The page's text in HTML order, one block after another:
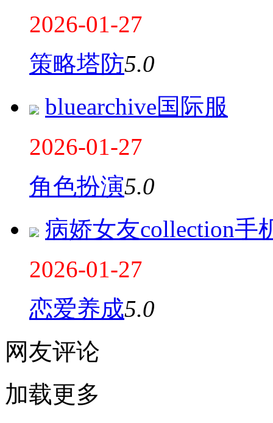
2026-01-27
策略塔防5.0
bluearchive国际服
2026-01-27
角色扮演5.0
病娇女友collection手
2026-01-27
恋爱养成5.0
网友评论
加载更多